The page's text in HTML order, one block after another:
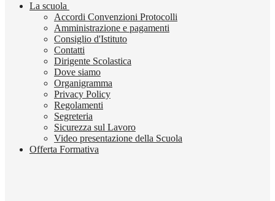
La scuola
Accordi Convenzioni Protocolli
Amministrazione e pagamenti
Consiglio d'Istituto
Contatti
Dirigente Scolastica
Dove siamo
Organigramma
Privacy Policy
Regolamenti
Segreteria
Sicurezza sul Lavoro
Video presentazione della Scuola
Offerta Formativa